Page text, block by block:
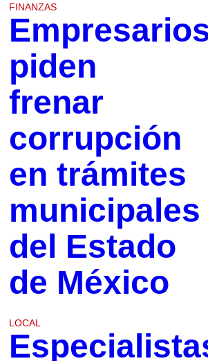
FINANZAS
piden
frenar
corrupción
en trámites
municipales
del Estado
de México
LOCAL